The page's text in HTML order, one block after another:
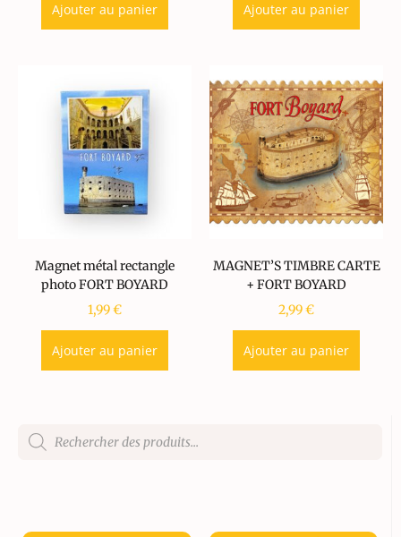
Ajouter au panier Ajouter au panier
Magnet métal rectangle
photo FORT BOYARD
1,99€
Ajouter au panier
MAGNET’S TIMBRE CARTE
+ FORT BOYARD
2,99€
Ajouter au panier